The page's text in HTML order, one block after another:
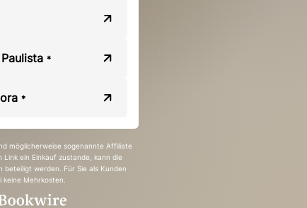
*
*
möglicherweise sogenannte Affiliate
ein Einkauf zustande, kann die
beteiligt werden. Für Sie als Kunden
Mehrkosten.